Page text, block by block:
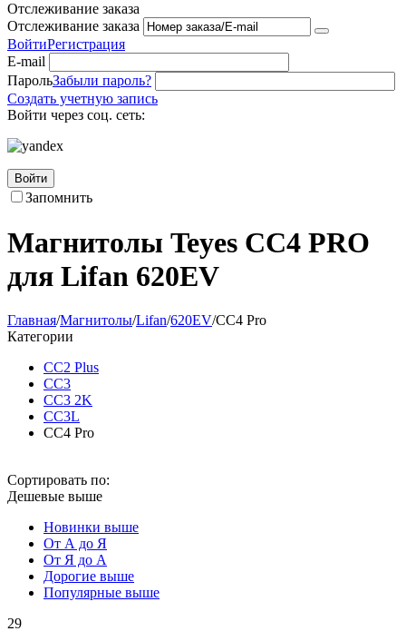
Отслеживание заказа
Отслеживание заказа
ВойтиРегистрация
E-mail
ПарольЗабыли пароль?
Создать учетную запись
Войти через соц. сеть:
Войти
Запомнить
Магнитолы Teyes CC4 PRO
для Lifan 620EV
Главная/Магнитолы/Lifan/620EV/CC4 Pro
Категории
CC2 Plus
CC3
CC3 2K
CC3L
CC4 Pro
Сортировать по:
Дешевые выше
Новинки выше
От А до Я
От Я до А
Дорогие выше
Популярные выше
29